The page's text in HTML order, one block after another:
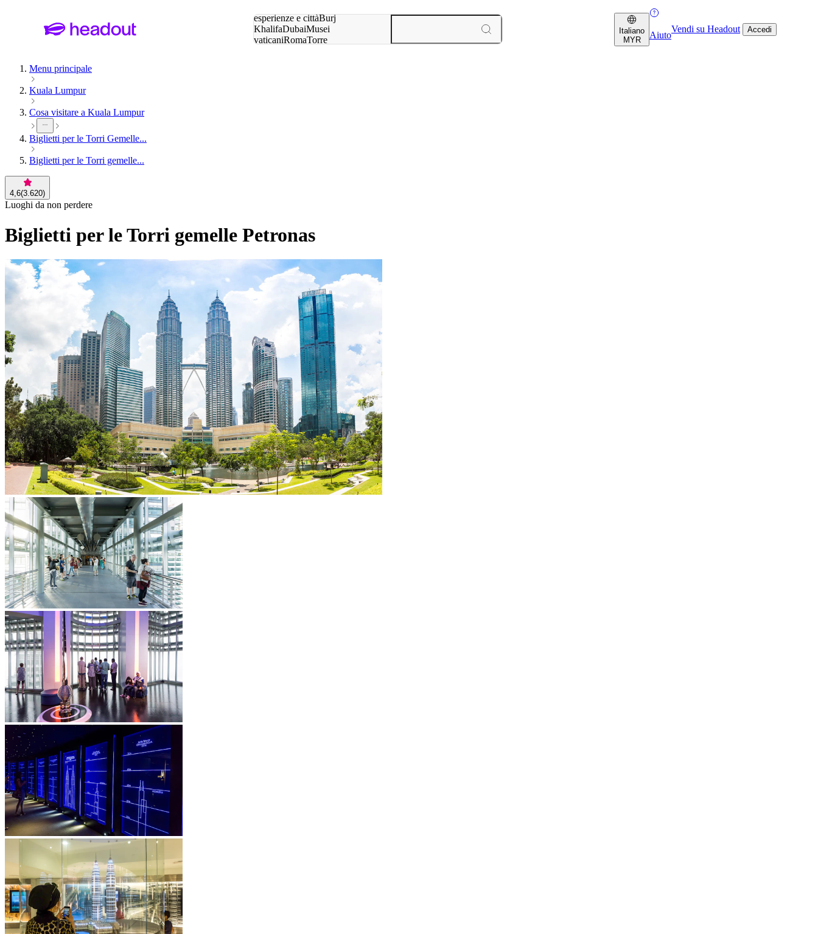
esperienze e cittàBurj
KhalifaDubaiMusei
vaticaniRomaTorre
Italiano
MYR
Aiuto
Vendi su Headout Accedi
Menu principale
Kuala Lumpur
Cosa visitare a Kuala Lumpur
Biglietti per le Torri Gemelle...
Biglietti per le Torri gemelle...
4,6(3.620)
Luoghi da non perdere
Biglietti per le Torri gemelle Petronas